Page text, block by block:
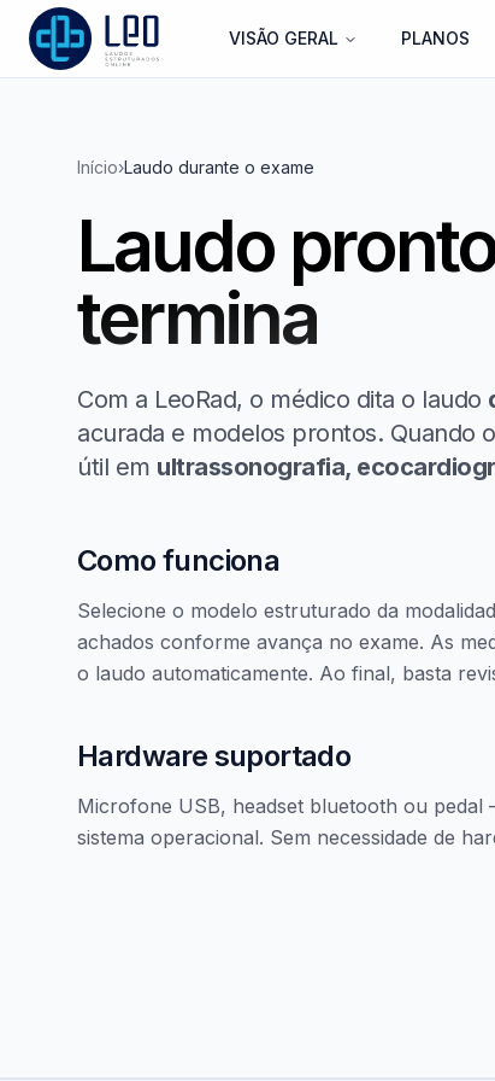
LEO
VISÃO GERAL PLANOS
Início›Laudo durante o exame
Laudo
termina
Com a LeoRad, o médico dita o laudo
acurada e modelos prontos. Quando
útil em ultrassonografia,
Como funciona
Selecione o modelo estruturado da
achados conforme avança no exame. As
o laudo automaticamente. Ao final, basta
Hardware suportado
Microfone USB, headset bluetooth ou
sistema operacional. Sem necessidade de